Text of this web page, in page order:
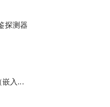
探测器
嵌入...